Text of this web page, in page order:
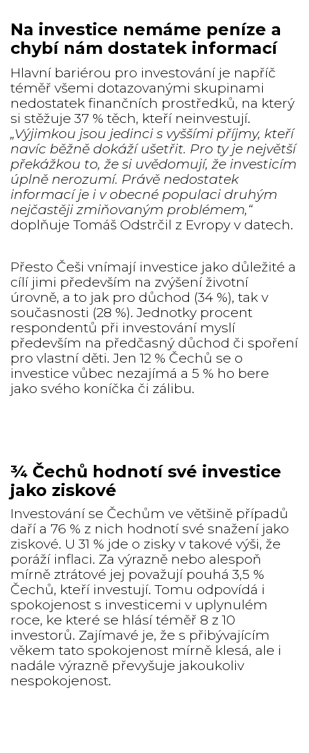
Na investice nemáme peníze a
chybí nám dostatek informací
Hlavní bariérou pro investování je napříč
téměř všemi dotazovanými skupinami
nedostatek finančních prostředků, na který
si stěžuje 37 % těch, kteří neinvestují.
„Výjimkou jsou jedinci s vyššími příjmy, kteří
navíc běžně dokáží ušetřit. Pro ty je největší
překážkou to, že si uvědomují, že investicím
úplně nerozumí. Právě nedostatek
informací je i v obecné populaci druhým
nejčastěji zmiňovaným problémem,“
doplňuje Tomáš Odstrčil z Evropy v datech.
Přesto Češi vnímají investice jako důležité a
cílí jimi především na zvýšení životní
úrovně, a to jak pro důchod (34 %), tak v
současnosti (28 %). Jednotky procent
respondentů při investování myslí
především na předčasný důchod či spoření
pro vlastní děti. Jen 12 % Čechů se o
investice vůbec nezajímá a 5 % ho bere
jako svého koníčka či zálibu.
¾ Čechů hodnotí své investice
jako ziskové
Investování se Čechům ve většině případů
daří a 76 % z nich hodnotí své snažení jako
ziskové. U 31 % jde o zisky v takové výši, že
poráží inflaci. Za výrazně nebo alespoň
mírně ztrátové jej považují pouhá 3,5 %
Čechů, kteří investují. Tomu odpovídá i
spokojenost s investicemi v uplynulém
roce, ke které se hlásí téměř 8 z 10
investorů. Zajímavé je, že s přibývajícím
věkem tato spokojenost mírně klesá, ale i
nadále výrazně převyšuje jakoukoliv
nespokojenost.